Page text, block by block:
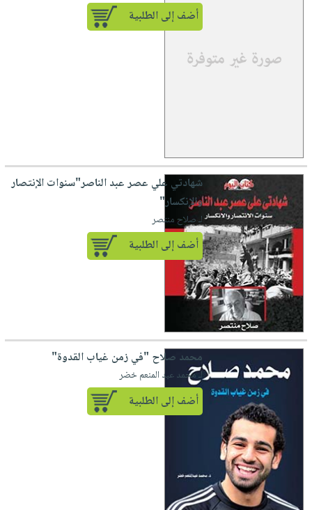
أضف إلى الطلبية
شهادتي علي عصر عبد الناصر"سنوات الإنتصار
والإنكسار"
لـ صلاح منتصر
أضف إلى الطلبية
محمد صلاح "في زمن غياب القدوة"
لـ محمد عبد المنعم خضر
أضف إلى الطلبية